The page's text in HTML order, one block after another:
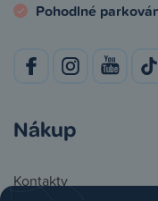
Pohodlné
Nákup
Kontakty